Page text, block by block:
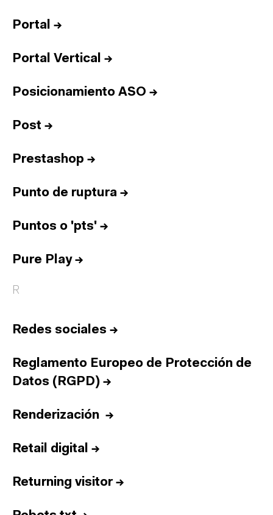
Portal →
Portal Vertical →
Posicionamiento ASO →
Post →
Prestashop →
Punto de ruptura →
Puntos o 'pts' →
Pure Play→
R
Redes sociales →
Reglamento Europeo de Protección de
Datos (RGPD) →
Renderización →
Retail digital →
Returning visitor→